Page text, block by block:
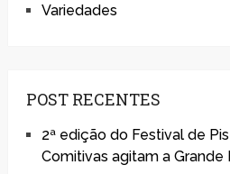
Variedades
POST RECENTES
2ª edição do Festival de
Comitivas agitam a Grande